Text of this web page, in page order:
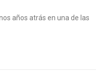
años atrás en una de las